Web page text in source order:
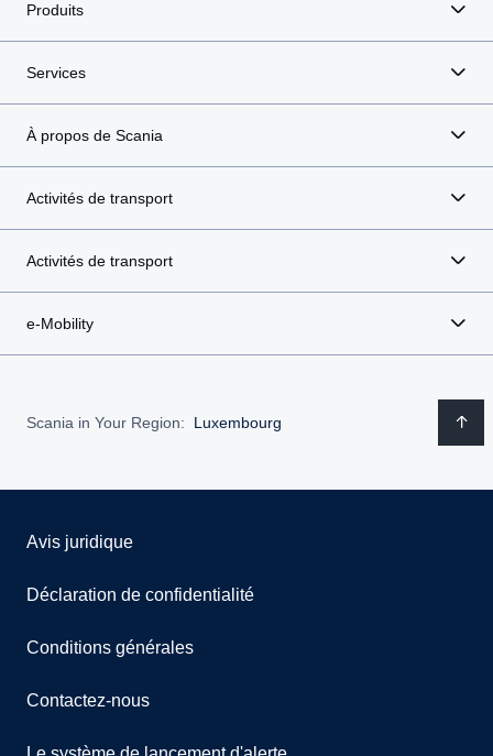
Produits
Services
À propos de Scania
Activités de transport
Activités de transport
e-Mobility
Scania in Your Region: Luxembourg
Avis juridique
Déclaration de confidentialité
Conditions générales
Contactez-nous